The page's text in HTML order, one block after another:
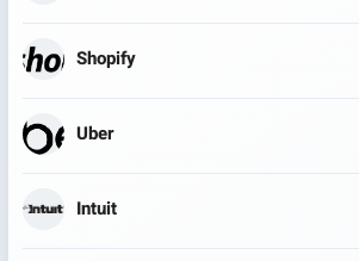
Shopify
Uber
Intuit